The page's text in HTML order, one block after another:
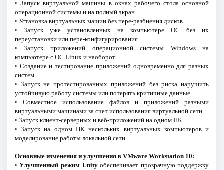
• Запуск виртуальной машины в окнах рабочего стола основной
операционной системы и на полный экран
• Установка виртуальных машин без пере-разбиения дисков
• Запуск уже установленных на компьютере ОС без их
переустановки или пере-конфигурирования
• Запуск приложений операционной системы Windows на
компьютере с ОС Linux и наоборот
• Создание и тестирование приложений одновременно для разных
систем
• Запуск не протестированных приложений без риска нарушить
устойчивую работу системы или потерять критичные данные
• Совместное использование файлов и приложений разными
виртуальными машинами за счет использования виртуальной сети
• Запуск клиент-серверных и веб-приложений на одном ПК
• Запуск на одном ПК нескольких виртуальных компьютеров и
моделирование работы локальной сети
Основные изменения и улучшения в VMware Workstation 10:
•Улучшенный режим Unityобеспечивает прозрачную поддержку